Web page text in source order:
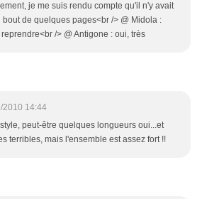
je me suis rendu compte qu'il n'y avait
de quelques pages<br /> @ Midola :
/> @ Antigone : oui, très
2010 14:44
peut-être quelques longueurs oui...et
terribles, mais l'ensemble est assez fort !!